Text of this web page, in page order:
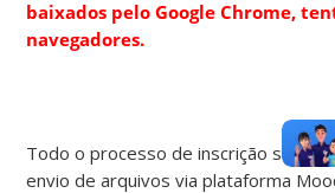
baixados pelo Google Chrome,
navegadores.
Todo o processo de inscrição será
envio de arquivos via plataforma